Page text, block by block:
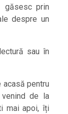
prin
despre un
sau în
pentru
de la
mai apoi, îți